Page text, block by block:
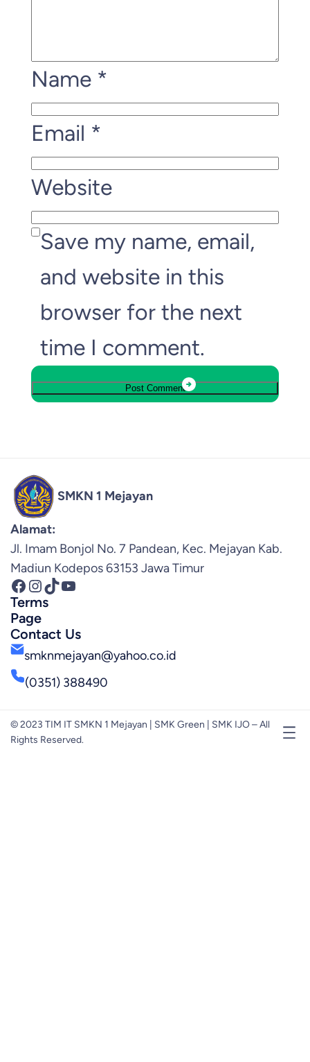
Name *
Email *
Website
Save my name, email,
and website in this
browser for the next
time I comment.
SMKN 1 Mejayan
Alamat:
Jl. Imam Bonjol No. 7 Pandean, Kec. Mejayan Kab.
Madiun Kodepos 63153 Jawa Timur
Facebook InstagramTikTok YouTube
Terms
Page
Contact Us
smknmejayan@yahoo.co.id
(0351) 388490
© 2023 TIM IT SMKN 1 Mejayan | SMK Green | SMK IJO – All
Rights Reserved.